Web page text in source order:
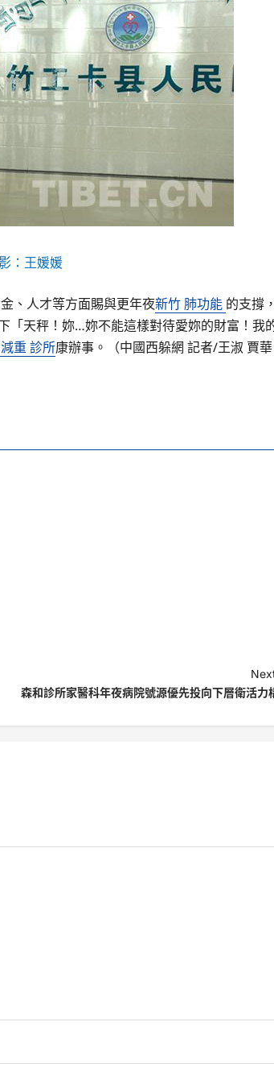
：王媛媛
、人才等方面賜與更年夜新竹 肺功能 的支撐
「天秤！妳…妳不能這樣對待愛妳的財富！我
重 診所康辦事。（中國西躲網 記者/王淑 賈華
森和診所家醫科年夜病院號源優先投向下層衛活力